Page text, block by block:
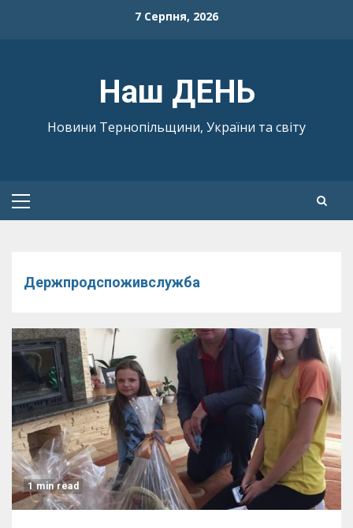
7 Серпня, 2026
Наш ДЕНЬ
Новини Тернопільщини, України та світу
Primary
Держпродспоживслужба
1 min read